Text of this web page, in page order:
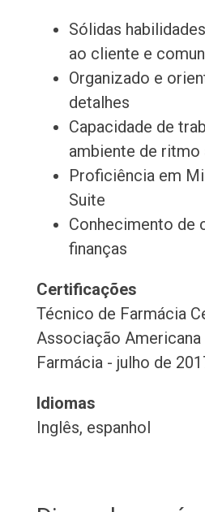
Sólidas
ao cliente e
Organizado e
detalhes
Capacidade de
ambiente de ritmo
Proficiência em
Suite
Conhecimento de
finanças
Certificações
Técnico de Farmácia
Associação
Farmácia - julho de
Idiomas
Inglês, espanhol